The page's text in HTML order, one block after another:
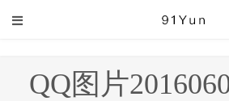
QQ图片